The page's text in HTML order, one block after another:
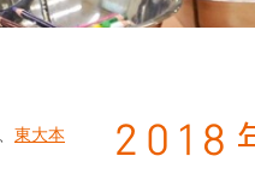
2018
東大本